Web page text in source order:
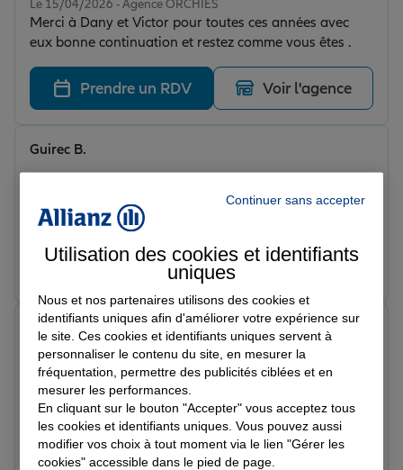
Le 15/04/2026 - Agence ORCHIES
Merci à Dany et Victor pour toutes ces années avec
eux bonne continuation et restez comme vous êtes .
Prendre un RDV Voir l'agence
Très bonne expérience après un dossier de sinistre
automobile compliqué. Conseils de qualité,
recommande ce bureau d'assurance.
Guirec B.
Prendre un RDV Voir l'agence
Note de 5 sur 5
Le 20/03/2026 - Agence ORCHIES
Super relation client font le maximum pour faire des
devis les moins cher, je continuerai à assurer mes
véhicules sans soucis merci encore à toute l’équipe
pour votre accueil.
Sahel T.
Prendre un RDV Voir l'agence
Continuer sans accepter
Utilisation des cookies et identifiants
uniques
Nous et nos partenaires utilisons des cookies et
identifiants uniques afin d'améliorer votre expérience sur
le site. Ces cookies et identifiants uniques servent à
personnaliser le contenu du site, en mesurer la
fréquentation, permettre des publicités ciblées et en
mesurer les performances.
En cliquant sur le bouton "Accepter" vous acceptez tous
les cookies et identifiants uniques. Vous pouvez aussi
modifier vos choix à tout moment via le lien "Gérer les
cookies" accessible dans le pied de page.